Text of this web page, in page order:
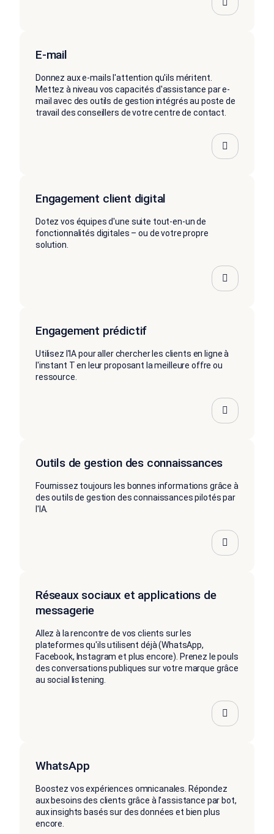
E-mail
Donnez aux e-mails l'attention qu'ils méritent.
Mettez à niveau vos capacités d'assistance par e-
mail avec des outils de gestion intégrés au poste de
travail des conseillers de votre centre de contact.
Engagement client digital
Dotez vos équipes d'une suite tout-en-un de
fonctionnalités digitales – ou de votre propre
solution.
Engagement prédictif
Utilisez l'IA pour aller chercher les clients en ligne à
l'instant T en leur proposant la meilleure offre ou
ressource.
Outils de gestion des connaissances
Fournissez toujours les bonnes informations grâce à
des outils de gestion des connaissances pilotés par
l'IA.
Réseaux sociaux et applications de
messagerie
Allez à la rencontre de vos clients sur les
plateformes qu'ils utilisent déjà (WhatsApp,
Facebook, Instagram et plus encore). Prenez le pouls
des conversations publiques sur votre marque grâce
au social listening.
WhatsApp
Boostez vos expériences omnicanales. Répondez
aux besoins des clients grâce à l'assistance par bot,
aux insights basés sur des données et bien plus
encore.